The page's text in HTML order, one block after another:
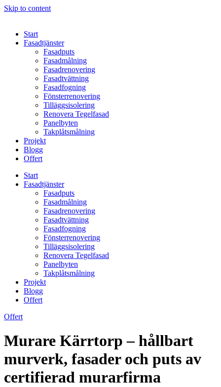
Skip to content
Start
Fasadtjänster
Fasadputs
Fasadmålning
Fasadrenovering
Fasadtvättning
Fasadfogning
Fönsterrenovering
Tilläggsisolering
Renovera Tegelfasad
Panelbyten
Takplåtsmålning
Projekt
Blogg
Offert
Start
Fasadtjänster
Fasadputs
Fasadmålning
Fasadrenovering
Fasadtvättning
Fasadfogning
Fönsterrenovering
Tilläggsisolering
Renovera Tegelfasad
Panelbyten
Takplåtsmålning
Projekt
Blogg
Offert
Offert
Murare Kärrtorp – hållbart
murverk, fasader och puts av
certifierad murarfirma